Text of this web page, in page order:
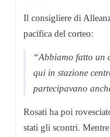
Il consigliere di
pacifica del corteo:
“Abbiamo fatto un
qui in stazione
partecipavano
Rosati ha poi
stati gli scontri.